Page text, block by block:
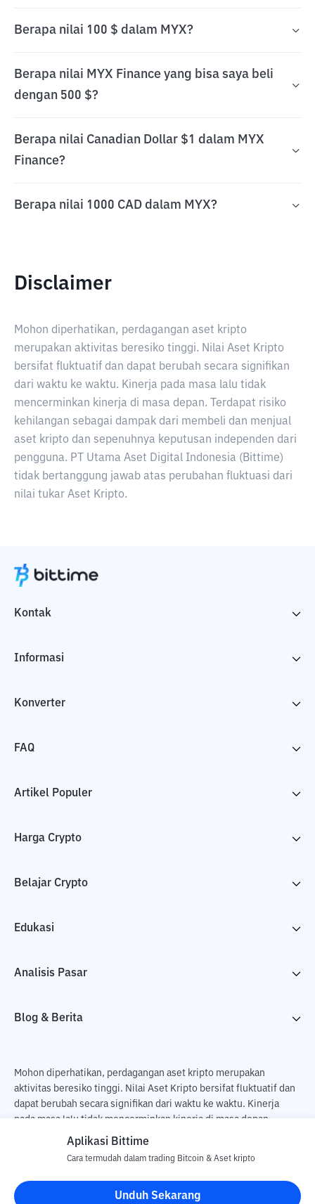
Berapa nilai 100 $ dalam MYX?
Berapa nilai MYX Finance yang bisa saya beli
dengan 500 $?
Berapa nilai Canadian Dollar $1 dalam MYX
Finance?
Berapa nilai 1000 CAD dalam MYX?
Disclaimer
Mohon diperhatikan, perdagangan aset kripto
merupakan aktivitas beresiko tinggi. Nilai Aset Kripto
bersifat fluktuatif dan dapat berubah secara signifikan
dari waktu ke waktu. Kinerja pada masa lalu tidak
mencerminkan kinerja di masa depan. Terdapat risiko
kehilangan sebagai dampak dari membeli dan menjual
aset kripto dan sepenuhnya keputusan independen dari
pengguna. PT Utama Aset Digital Indonesia (Bittime)
tidak bertanggung jawab atas perubahan fluktuasi dari
nilai tukar Aset Kripto.
Kontak
Informasi
Konverter
FAQ
Artikel Populer
Harga Crypto
Belajar Crypto
Edukasi
Analisis Pasar
Blog & Berita
Mohon diperhatikan, perdagangan aset kripto merupakan
aktivitas beresiko tinggi. Nilai Aset Kripto bersifat fluktuatif dan
dapat berubah secara signifikan dari waktu ke waktu. Kinerja
pada masa lalu tidak mencerminkan kinerja di masa depan.
Terdapat risiko kehilangan sebagai dampak dari membeli dan
pengguna. PT Utama Aset Digital Indonesia (Bittime) tidak
bertanggung jawab atas perubahan fluktuasi dari nilai tukar Aset
Kripto.
Aplikasi Bittime
Cara termudah dalam trading Bitcoin & Aset kripto
Unduh Sekarang